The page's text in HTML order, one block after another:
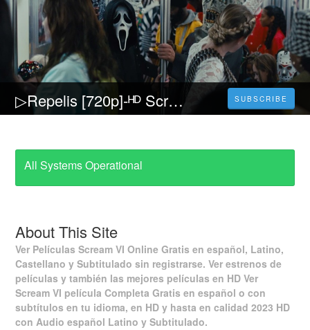
▷Repelis [720p]-ᴴᴰ Scream 6 Película (2023) Pelicula [Completa] Español y Latino SUBSCRIBE
All Systems Operational
About This Site
Ver Películas Scream VI Online Gratis en español, Latino,
Castellano y Subtitulado sin registrarse. Ver estrenos de
películas y también las mejores películas en HD Ver
Scream VI película Completa Gratis en español o con
subtítulos en tu idioma, en HD y hasta en calidad 2023 HD
con Audio español Latino y Subtitulado.